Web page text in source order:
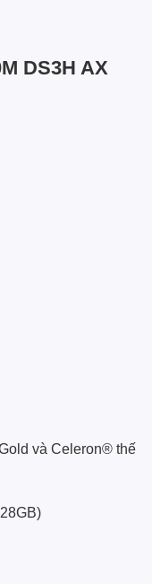
DS3H AX
và Celeron® thế